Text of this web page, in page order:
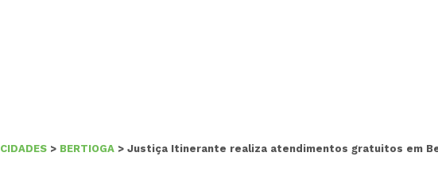
CIDADES> BERTIOGA> Justiça Itinerante realiza atendimentos gratuitos em